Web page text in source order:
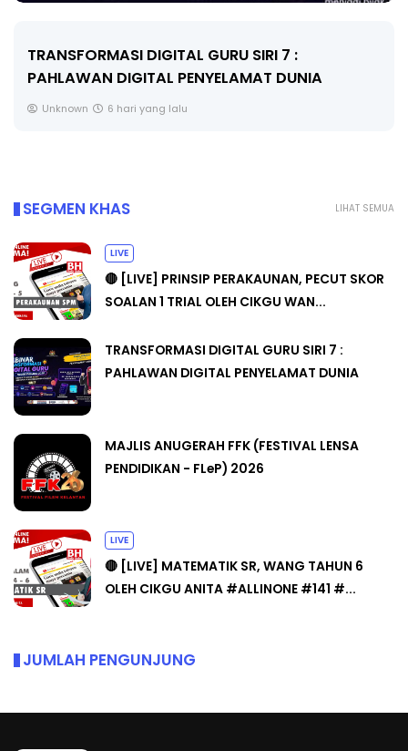
TRANSFORMASI DIGITAL GURU SIRI 7 :
PAHLAWAN DIGITAL PENYELAMAT DUNIA
Unknown 6 hari yang lalu
LIHAT SEMUA
SEGMEN KHAS
LIVE
🔴 [LIVE] PRINSIP PERAKAUNAN, PECUT SKOR
SOALAN 1 TRIAL OLEH CIKGU WAN...
TRANSFORMASI DIGITAL GURU SIRI 7 :
PAHLAWAN DIGITAL PENYELAMAT DUNIA
MAJLIS ANUGERAH FFK (FESTIVAL LENSA
PENDIDIKAN - FLeP) 2026
LIVE
🔴 [LIVE] MATEMATIK SR, WANG TAHUN 6
OLEH CIKGU ANITA #ALLINONE #141 #...
JUMLAH PENGUNJUNG